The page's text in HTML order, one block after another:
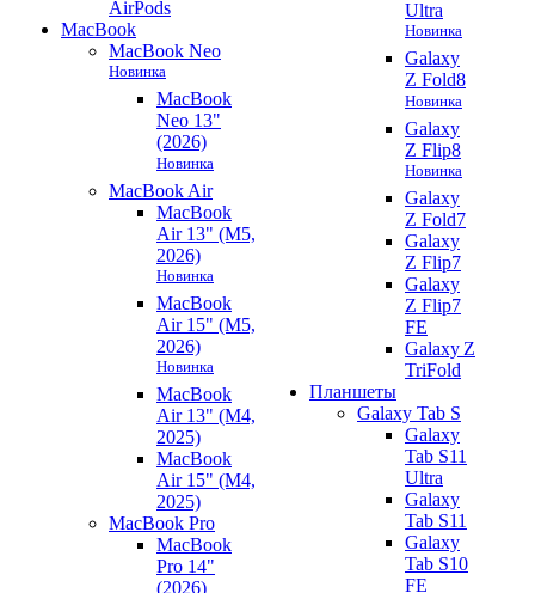
AirPods
MacBook
MacBook Neo
Новинка
MacBook
Neo 13"
(2026)
Новинка
MacBook Air
MacBook
Air 13" (M5,
2026)
Новинка
MacBook
Air 15" (M5,
2026)
Новинка
MacBook
Air 13" (M4,
2025)
MacBook
Air 15" (M4,
2025)
MacBook Pro
MacBook
Pro 14"
(2026)
Ultra
Новинка
Galaxy
Z Fold8
Новинка
Galaxy
Z Flip8
Новинка
Galaxy
Z Fold7
Galaxy
Z Flip7
Galaxy
Z Flip7
FE
Galaxy Z
TriFold
Планшеты
Galaxy Tab S
Galaxy
Tab S11
Ultra
Galaxy
Tab S11
Galaxy
Tab S10
FE